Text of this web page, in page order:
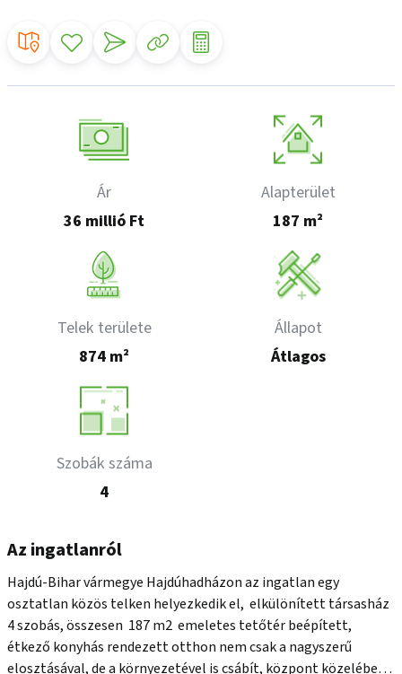
Ár
36 millió Ft
Alapterület
187 m²
Telek területe
874 m²
Állapot
Átlagos
Szobák száma
4
Az ingatlanról
Hajdú-Bihar vármegye Hajdúhadházon az ingatlan egy
osztatlan közös telken helyezkedik el,  elkülönített társasház
4 szobás, összesen  187 m2  emeletes tetőtér beépített,
étkező konyhás rendezett otthon nem csak a nagyszerű
elosztásával, de a környezetével is csábít, központ közelében